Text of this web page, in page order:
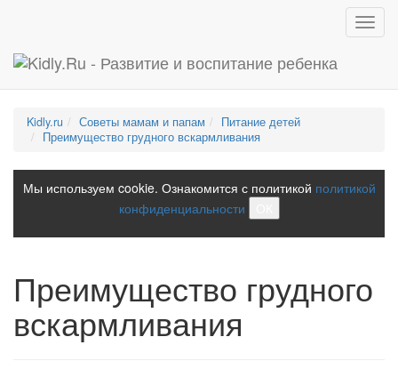
Kidly.ru Советы мамам и папам
Питание детей
Преимущество грудного вскармливания
Мы используем cookie. Ознакомится с политикой политикой
конфиденциальности
Преимущество грудного
вскармливания